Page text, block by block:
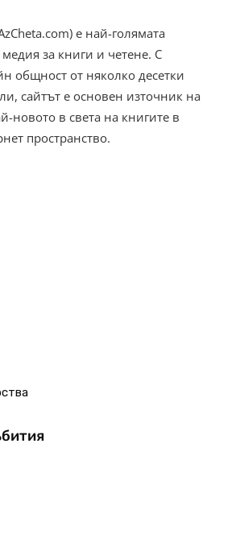
е най-голямата
за книги и четене. С
общност от няколко десетки
сайтът е основен източник на
новото в света на книгите в
пространство.